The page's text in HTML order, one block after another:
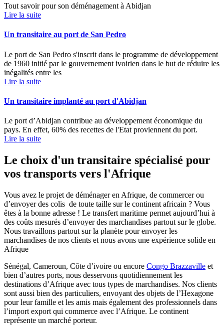
Tout savoir pour son déménagement à Abidjan
Lire la suite
Un transitaire au port de San Pedro
Le port de San Pedro s'inscrit dans le programme de développement
de 1960 initié par le gouvernement ivoirien dans le but de réduire les
inégalités entre les
Lire la suite
Un transitaire implanté au port d'Abidjan
Le port d’Abidjan contribue au développement économique du
pays. En effet, 60% des recettes de l'Etat proviennent du port.
Lire la suite
Le choix d'un transitaire spécialisé pour
vos transports vers l'Afrique
Vous avez le projet de déménager en Afrique, de commercer ou
d’envoyer des colis de toute taille sur le continent africain ? Vous
êtes à la bonne adresse ! Le transfert maritime permet aujourd’hui à
des coûts mesurés d’envoyer des marchandises partout sur le globe.
Nous travaillons partout sur la planète pour envoyer les
marchandises de nos clients et nous avons une expérience solide en
Afrique
Sénégal, Cameroun, Côte d’ivoire ou encore Congo Brazzaville et
bien d’autres ports, nous desservons quotidiennement les
destinations d’Afrique avec tous types de marchandises. Nos clients
sont aussi bien des particuliers, envoyant des objets de l’Hexagone
pour leur famille et les amis mais également des professionnels dans
l’import export qui commerce avec l’Afrique. Le continent
représente un marché porteur.